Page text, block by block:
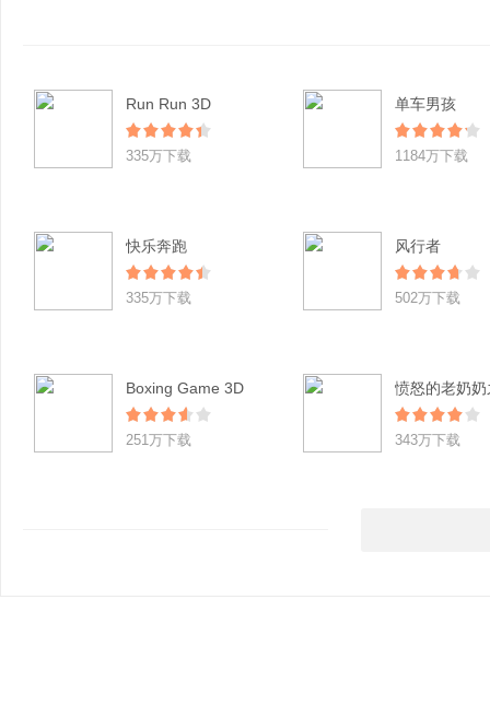
Run Run 3D
335万下载
单车男孩
1184万下载
快乐奔跑
335万下载
风行者
502万下载
Boxing Game 3D
251万下载 343万下载